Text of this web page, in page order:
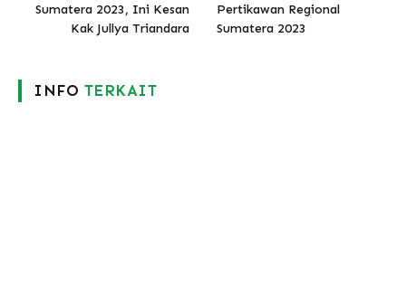
Sumatera 2023, Ini Kesan
Kak Jullya Triandara
Pertikawan Regional
Sumatera 2023
INFO TERKAIT